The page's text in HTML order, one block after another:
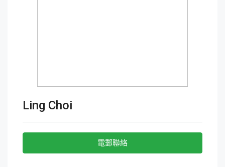
Ling Choi
電郵聯絡